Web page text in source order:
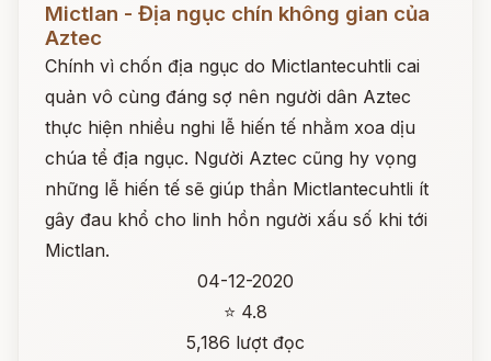
Mictlan - Địa ngục chín không gian của
Aztec
Chính vì chốn địa ngục do Mictlantecuhtli cai
quản vô cùng đáng sợ nên người dân Aztec
thực hiện nhiều nghi lễ hiến tế nhằm xoa dịu
chúa tể địa ngục. Người Aztec cũng hy vọng
những lễ hiến tế sẽ giúp thần Mictlantecuhtli ít
gây đau khổ cho linh hồn người xấu số khi tới
Mictlan.
04-12-2020
⭐ 4.8
5,186 lượt đọc